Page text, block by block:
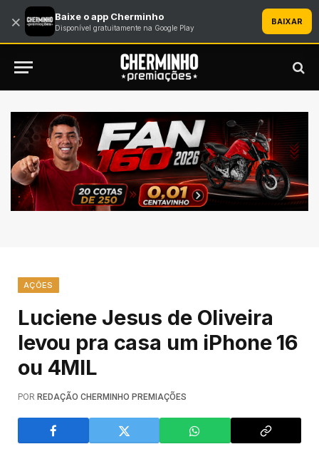
AÇÕES
Luciene Jesus de Oliveira
levou pra casa um iPhone 16
ou 4MIL
POR REDAÇÃO CHERMINHO PREMIAÇÕES
× Baixe o app Cherminho
Disponível gratuitamente na Google Play
BAIXAR